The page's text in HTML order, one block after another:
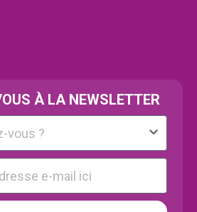
À LA NEWSLETTER